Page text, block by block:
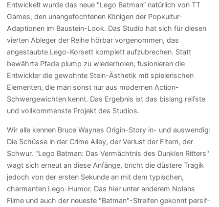
Entwickelt wurde das neue "Lego Batman” natürlich von TT
Games, den unangefochtenen Königen der Popkultur-
Adaptionen im Baustein-Look. Das Studio hat sich für diesen
vierten Ableger der Reihe hörbar vorgenommen, das
angestaubte Lego-Korsett komplett aufzubrechen. Statt
bewährte Pfade plump zu wiederholen, fusionieren die
Entwickler die gewohnte Stein-Ästhetik mit spielerischen
Elementen, die man sonst nur aus modernen Action-
Schwergewichten kennt. Das Ergebnis ist das bislang reifste
und vollkommenste Projekt des Studios.
Wir alle kennen Bruce Waynes Origin-Story in- und auswendig:
Die Schüsse in der Crime Alley, der Verlust der Eltern, der
Schwur. "Lego Batman: Das Vermächtnis des Dunklen Ritters"
wagt sich erneut an diese Anfänge, bricht die düstere Tragik
jedoch von der ersten Sekunde an mit dem typischen,
charmanten Lego-Humor. Das hier unter anderem Nolans
Filme und auch der neueste "Batman"-Streifen gekonnt per­si­f­